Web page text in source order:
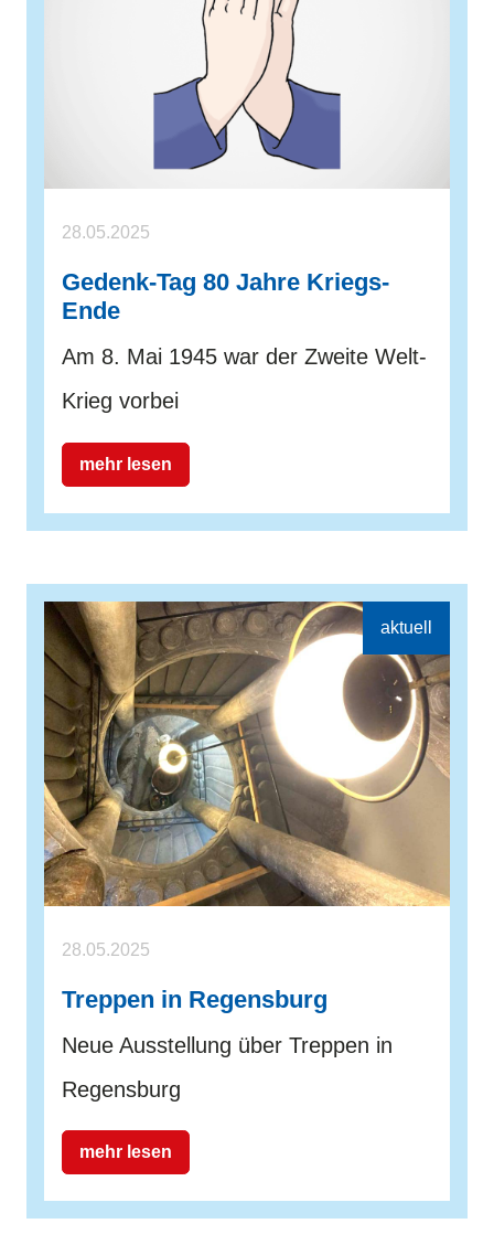
28.05.2025
Gedenk-Tag 80 Jahre Kriegs-
Ende
Am 8. Mai 1945 war der Zweite Welt-
Krieg vorbei
mehr lesen
28.05.2025
Treppen in Regensburg
Neue Ausstellung über Treppen in
Regensburg
mehr lesen